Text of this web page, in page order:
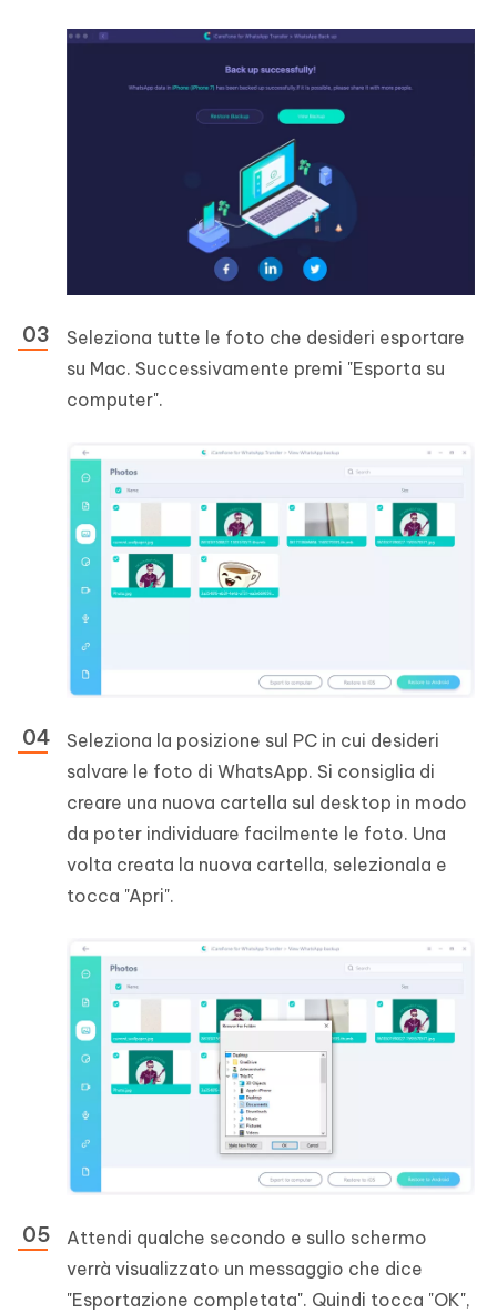
Seleziona tutte le foto che desideri esportare
su Mac. Successivamente premi "Esporta su
computer".
Seleziona la posizione sul PC in cui desideri
salvare le foto di WhatsApp. Si consiglia di
creare una nuova cartella sul desktop in modo
da poter individuare facilmente le foto. Una
volta creata la nuova cartella, selezionala e
tocca "Apri".
Attendi qualche secondo e sullo schermo
verrà visualizzato un messaggio che dice
"Esportazione completata". Quindi tocca "OK",